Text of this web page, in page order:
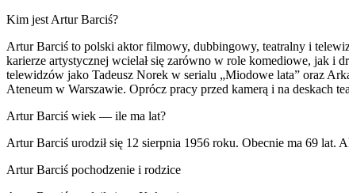
Kim jest Artur Barciś?
Artur Barciś to polski aktor filmowy, dubbingowy, teatralny i
karierze artystycznej wcielał się zarówno w role komediowe, jak i
telewidzów jako Tadeusz Norek w serialu „Miodowe lata” oraz
Ateneum w Warszawie. Oprócz pracy przed kamerą i na deskach
Artur Barciś wiek — ile ma lat?
Artur Barciś urodził się 12 sierpnia 1956 roku. Obecnie ma 69 lat.
Artur Barciś pochodzenie i rodzice